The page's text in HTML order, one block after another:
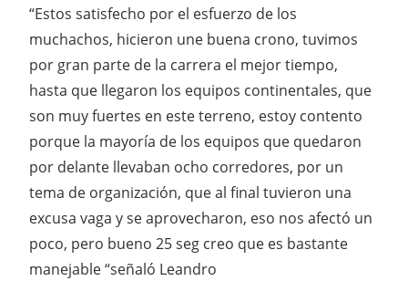
“Estos satisfecho por el esfuerzo de los
muchachos, hicieron une buena crono, tuvimos
por gran parte de la carrera el mejor tiempo,
hasta que llegaron los equipos continentales, que
son muy fuertes en este terreno, estoy contento
porque la mayoría de los equipos que quedaron
por delante llevaban ocho corredores, por un
tema de organización, que al final tuvieron una
excusa vaga y se aprovecharon, eso nos afectó un
poco, pero bueno 25 seg creo que es bastante
manejable “señaló Leandro